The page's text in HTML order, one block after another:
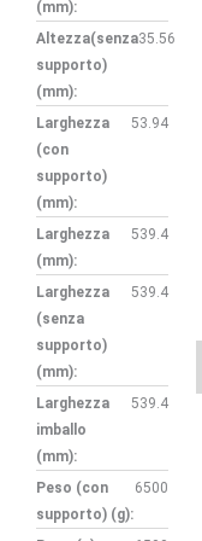
(mm):
Altezza(senza
supporto)
(mm):
35.56
Larghezza
(con
supporto)
(mm):
53.94
Larghezza
(mm):
539.4
Larghezza
(senza
supporto)
(mm):
539.4
Larghezza
imballo
(mm):
539.4
Peso (con
supporto) (g):
6500